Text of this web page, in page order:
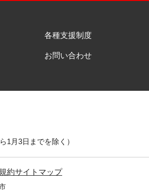
各種支援制度
お問い合わせ
1月3日までを除く）
約サイトマップ